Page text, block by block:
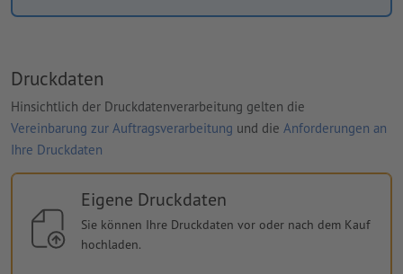
Druckdaten
Hinsichtlich der Druckdatenverarbeitung gelten die
Vereinbarung zur Auftragsverarbeitung und die Anforderungen an
Ihre Druckdaten
Eigene Druckdaten
Sie können Ihre Druckdaten vor oder nach dem Kauf
hochladen.